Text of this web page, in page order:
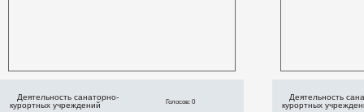
Деятельность санаторно-
курортных учреждений
Голосов: 0
Деятельность
курортных